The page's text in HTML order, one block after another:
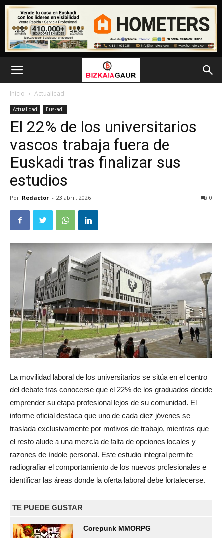
Inicio Actualidad
Actualidad Euskadi
El 22% de los universitarios
vascos trabaja fuera de
Euskadi tras finalizar sus
estudios
Por Redactor - 23 abril, 2026 0
La movilidad laboral de los universitarios se sitúa en el centro
del debate tras conocerse que el 22% de los graduados decide
emprender su etapa profesional lejos de su comunidad. El
informe oficial destaca que uno de cada diez jóvenes se
traslada exclusivamente por motivos de trabajo, mientras que
el resto alude a una mezcla de falta de opciones locales y
razones de índole personal. Este estudio integral permite
radiografiar el comportamiento de los nuevos profesionales e
identificar las áreas donde la oferta laboral debe fortalecerse.
TE PUEDE GUSTAR
Corepunk MMORPG